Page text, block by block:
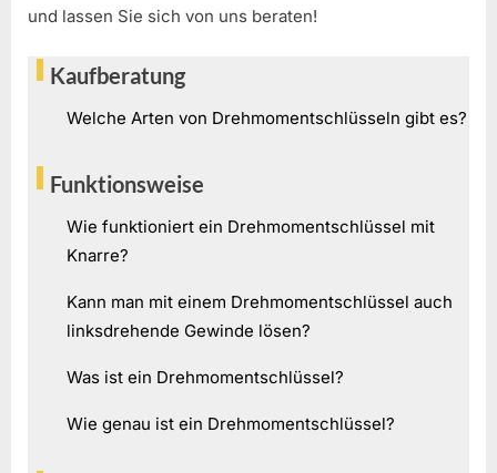
und lassen Sie sich von uns beraten!
Kaufberatung
Welche Arten von Drehmomentschlüsseln gibt es?
Funktionsweise
Wie funktioniert ein Drehmomentschlüssel mit
Knarre?
Kann man mit einem Drehmomentschlüssel auch
linksdrehende Gewinde lösen?
Was ist ein Drehmomentschlüssel?
Wie genau ist ein Drehmomentschlüssel?